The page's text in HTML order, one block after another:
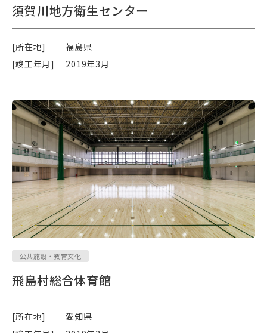
須賀川地方衛生センター
[所在地]
福島県
[竣工年月]
2019年3月
公共施設・教育文化
飛島村総合体育館
[所在地]
愛知県